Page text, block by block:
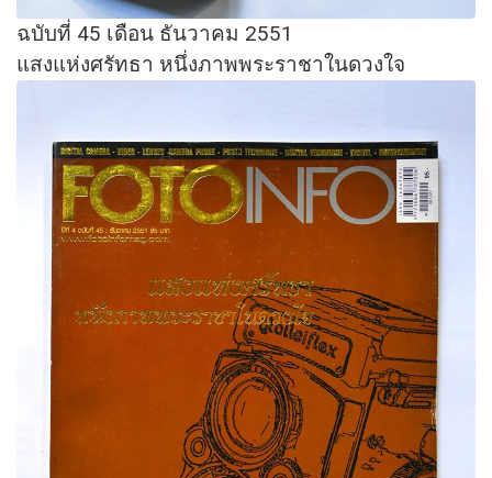
ฉบับที่ 45 เดือน ธันวาคม 2551
แสงแห่งศรัทธา หนึ่งภาพพระราชาในดวงใจ